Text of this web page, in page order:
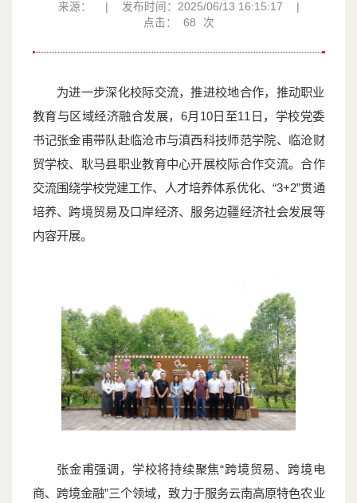
来源： 发布时间：2025/06/13 16:15:17
点击：
68 次
为进一步深化校际交流，推进校地合作，推动职业
教育与区域经济融合发展，6月10日至11日，学校党委
书记张金甫带队赴临沧市与滇西科技师范学院、临沧财
贸学校、耿马县职业教育中心开展校际合作交流。合作
交流围绕学校党建工作、人才培养体系优化、“3+2”贯通
培养、跨境贸易及口岸经济、服务边疆经济社会发展等
内容开展。
张金甫强调，学校将持续聚焦“跨境贸易、跨境电
商、跨境金融”三个领域，致力于服务云南高原特色农业